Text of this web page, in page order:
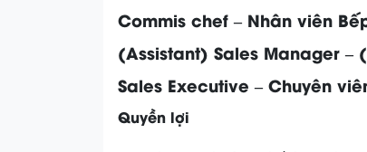
Commis chef – Nhân viên
(Assistant) Sales Manager –
Sales Executive – Chuyên
Quyền lợi